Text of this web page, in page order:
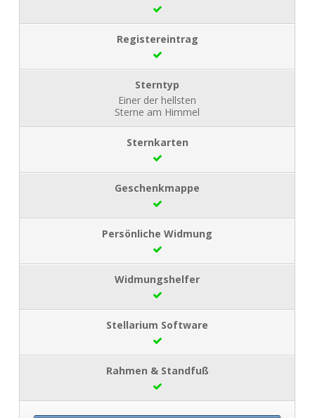
Einer der hellsten
Sterne am Himmel